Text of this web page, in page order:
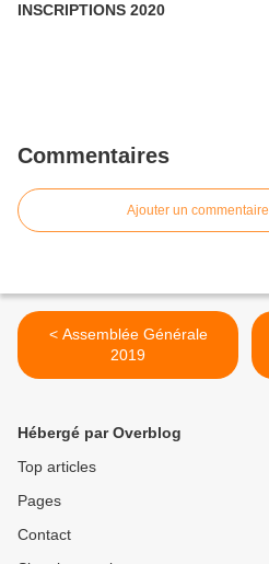
INSCRIPTIONS 2020
Commentaires
Ajouter un commentaire
< Assemblée Générale
2019
Hébergé par Overblog
Top articles
Pages
Contact